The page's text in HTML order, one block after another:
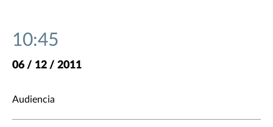
10:45
06 / 12 / 2011
Audiencia